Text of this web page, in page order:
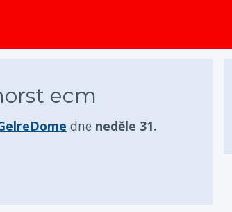
ecm
dne neděle 31.